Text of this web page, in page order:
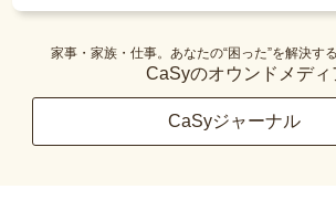
家事・家族・仕事。あなたの“困った”を解決す
CaSyのオウンドメディ
CaSyジャーナル